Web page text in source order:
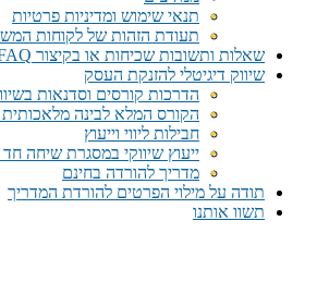
תנאי שימוש ומדיניות פרטיות
תעודת הזהות של לקוחות
שאלות ותשובות שכיחות או בקיצור FAQ
שיווק דיגיטלי להזנקת העסק
הדרכות קורסים וסדנאות
הקורס המלא לבינה
חבילות ליווי וייעוץ
ייעוץ שיווקי במסגרת שיחה
מדריך להורדה בחינם
תודה על מילוי הפרטים להורדת המדריך
תשוו אותנו